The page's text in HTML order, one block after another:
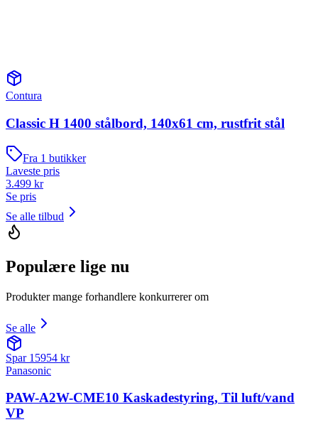
Contura
Classic H 1400 stålbord, 140x61 cm, rustfrit stål
Fra 1 butikker
Laveste pris
3.499 kr
Se pris
Se alle tilbud
Populære lige nu
Produkter mange forhandlere konkurrerer om
Se alle
Spar 15954 kr
Panasonic
PAW-A2W-CME10 Kaskadestyring, Til luft/vand
VP